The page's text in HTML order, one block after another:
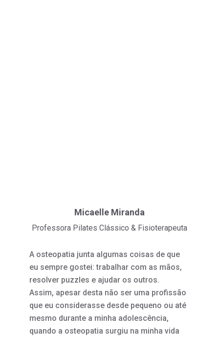
Micaelle Miranda
Professora Pilates Clássico & Fisioterapeuta
A osteopatia junta algumas coisas de que
eu sempre gostei: trabalhar com as mãos,
resolver puzzles e ajudar os outros.
Assim, apesar desta não ser uma profissão
que eu considerasse desde pequeno ou até
mesmo durante a minha adolescência,
quando a osteopatia surgiu na minha vida